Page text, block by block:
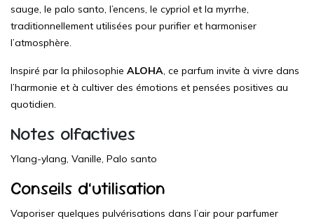
sauge, le palo santo, l’encens, le cypriol et la myrrhe,
traditionnellement utilisées pour purifier et harmoniser
l’atmosphère.
Inspiré par la philosophie ALOHA, ce parfum invite à vivre dans
l’harmonie et à cultiver des émotions et pensées positives au
quotidien.
Notes olfactives
Ylang-ylang, Vanille, Palo santo
Conseils d’utilisation
Vaporiser quelques pulvérisations dans l’air pour parfumer